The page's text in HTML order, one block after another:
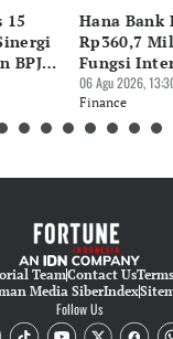
15
BPJS
Hana Bank
Rp360,7
Fungsi
06 Agu 2026,
Finance
TeamContact Us
Media SiberIndex
Follow Us